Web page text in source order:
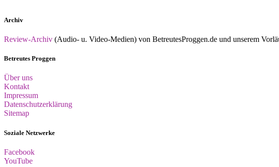
Archiv
Review-Archiv (Audio- u. Video-Medien) von BetreutesProggen.de und unserem
Betreutes Proggen
Über uns
Kontakt
Impressum
Datenschutzerklärung
Sitemap
Soziale Netzwerke
Facebook
YouTube